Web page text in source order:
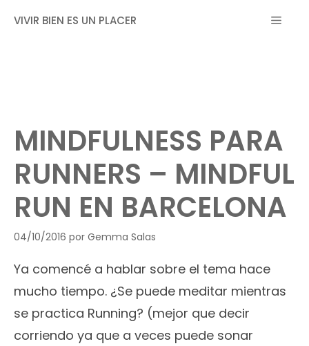
VIVIR BIEN ES UN PLACER MENÚ
MINDFULNESS PARA
RUNNERS – MINDFUL
RUN EN BARCELONA
04/10/2016 por Gemma Salas
Ya comencé a hablar sobre el tema hace
mucho tiempo. ¿Se puede meditar mientras
se practica Running? (mejor que decir
corriendo ya que a veces puede sonar